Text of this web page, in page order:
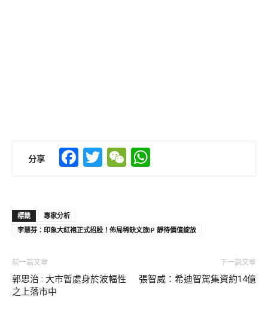
分享 Facebook
TwitterWeChat
標籤
專家分析
李慧芬：印象大紅袍正式招股！佈局稀缺文旅IP 靜待價值綻放
前一篇文章
郭思治 : 大市暫處身於波幅性
之上落市中
下一篇文章
張智威：希迪智駕集資約14億